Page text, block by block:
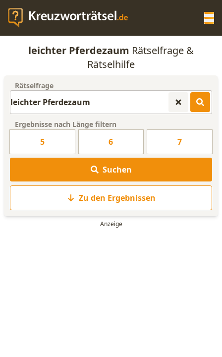
KREUZWORTRÄTSEL-HILFE
ANAGRAMM-GENERATOR
WORTLISTE
leichter Pferdezaum Rätselfrage &
Rätselhilfe
Rätselfrage
Ergebnisse nach Länge filtern
5 6 7
Suchen
Zu den Ergebnissen